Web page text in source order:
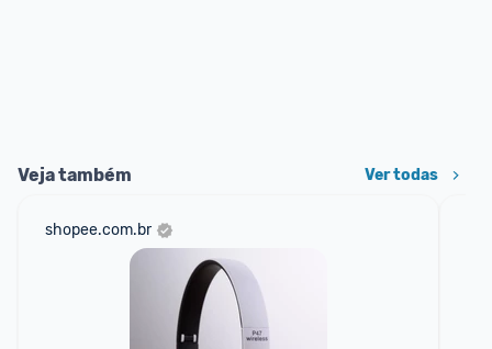
Veja também Ver todas
shopee.com.br